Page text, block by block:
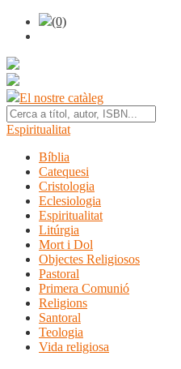
(0)
El nostre catàleg
Espiritualitat
Bíblia
Catequesi
Cristologia
Eclesiologia
Espiritualitat
Litúrgia
Mort i Dol
Objectes Religiosos
Pastoral
Primera Comunió
Religions
Santoral
Teologia
Vida religiosa